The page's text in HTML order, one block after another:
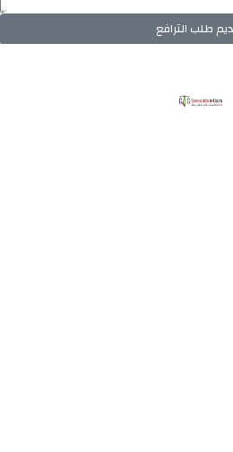
طلب الترافع